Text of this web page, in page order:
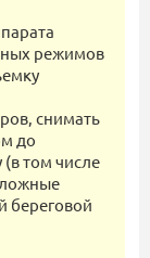
режимов
снимать
до
(в том числе
береговой